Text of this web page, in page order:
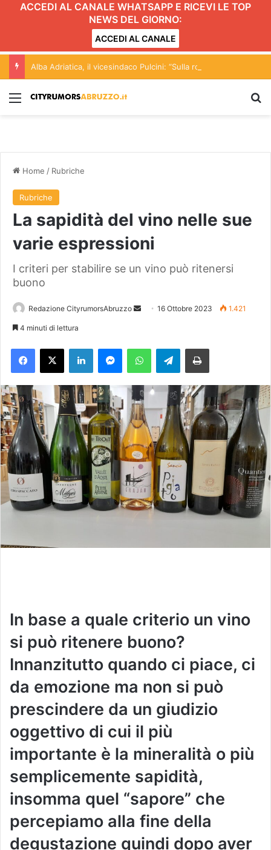
ACCEDI AL CANALE WHATSAPP E RICEVI LE TOP
NEWS DEL GIORNO:
ACCEDI AL CANALE
Menu
Home / Rubriche
Rubriche
La sapidità del vino nelle sue
varie espressioni
I criteri per stabilire se un vino può ritenersi
buono
Redazione CityrumorsAbruzzo
a
n
'
e
m
a
i
l
16 Ottobre 2023 1.421
4 minuti di lettura
Telegram
In base a quale criterio un vino
si può ritenere buono?
Innanzitutto quando ci piace, ci
da emozione ma non si può
prescindere da un giudizio
oggettivo di cui il più
importante è la mineralità o più
semplicemente sapidità,
insomma quel “sapore” che
percepiamo alla fine della
degustazione quindi dopo aver